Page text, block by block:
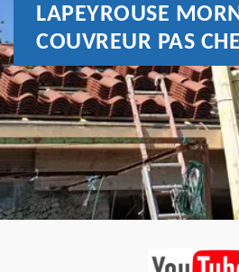
LAPEYROUSE
COUVREUR PAS